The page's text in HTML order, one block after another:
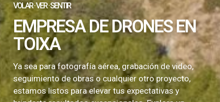
VOLAR · VER · SENTIR
EMPRESA DE DRONES EN
TOIXA
Ya sea para fotografía aérea, grabación de video,
seguimiento de obras o cualquier otro proyecto,
estamos listos para elevar tus expectativas y